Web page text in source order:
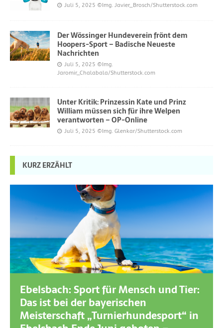
Juli 5, 2025 ©Img. Javier_Brosch/Shutterstock.com
Der Wössinger Hundeverein frönt dem
Hoopers-Sport – Badische Neueste
Nachrichten
Juli 5, 2025 ©Img.
Jaromir_Chalabala/Shutterstock.com
Unter Kritik: Prinzessin Kate und Prinz
William müssen sich für ihre Welpen
verantworten – OP-Online
Juli 5, 2025 ©Img. Glenkar/Shutterstock.com
KURZ ERZÄHLT
Ebelsbach: Sport für Mensch und Tier:
Das ist bei der bayerischen
Meisterschaft „Turnierhundesport“ in